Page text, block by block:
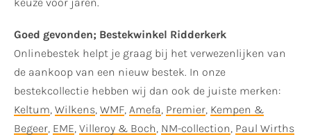
Goed gevonden; Bestekwinkel Ridderkerk
Onlinebestek helpt je graag bij het verwezenlijken van
de aankoop van een nieuw bestek. In onze
bestekcollectie hebben wij dan ook de juiste merken:
Keltum, Wilkens, WMF, Amefa, Premier, Kempen &
Begeer, EME, Villeroy & Boch, NM-collection, Paul Wirths